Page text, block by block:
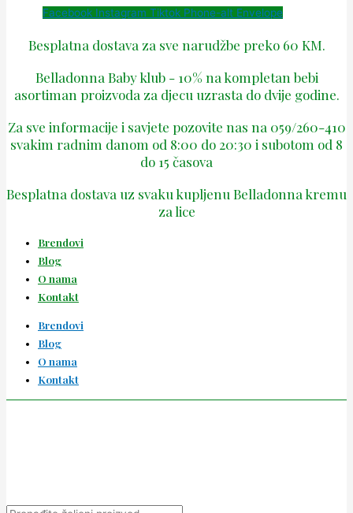
Facebook Instagram Tiktok Phone-alt Envelope
Besplatna dostava za sve narudžbe preko 60 KM.
Belladonna Baby klub - 10% na kompletan bebi
asortiman proizvoda za djecu uzrasta do dvije godine.
Za sve informacije i savjete pozovite nas na 059/260-410
svakim radnim danom od 8:00 do 20:30 i subotom od 8
do 15 časova
Besplatna dostava uz svaku kupljenu Belladonna kremu
za lice
Brendovi
Blog
O nama
Kontakt
Brendovi
Blog
O nama
Kontakt